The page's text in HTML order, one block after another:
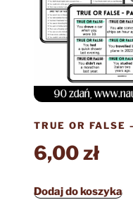
TRUE OR FALSE
6,00zł
Dodaj do koszyka